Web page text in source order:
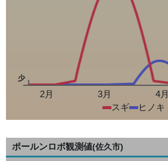
少
2月 3月 4月
スギ
ヒノキ
ポールンロボ観測値(佐久市)